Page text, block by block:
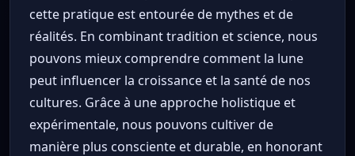
cette pratique est entourée de mythes et de
réalités. En combinant tradition et science, nous
pouvons mieux comprendre comment la lune
peut influencer la croissance et la santé de nos
cultures. Grâce à une approche holistique et
expérimentale, nous pouvons cultiver de
manière plus consciente et durable, en honorant